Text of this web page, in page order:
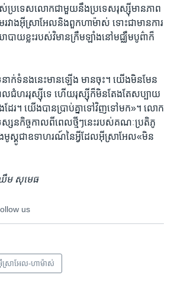
ស់ប្រទេសលោក​ជា​មួយនឹងប្រទេសរុស្ស៊ីមាន​ភាព
រវាង​អ៊ីស្រាអែល​និងពួក​ហាម៉ាស់ ទោះ​ជា​មាន​ការ
បាយខ្លះ​របស់វិមានក្រឹមឡាំងនៅ​មជ្ឈឹម​បូព៌ា​ក៏​
ក់ទំនង​នេះមានឡើង មានចុះ។​ ​យើង​មិនមែន
លជំហរ​រុស្ស៊ី​ទេ ហើយរុស្ស៊ី​ក៏មិនតែងតែសប្បាយ​
រ។ ​យើងបាន​ប្រាប់គ្នា​ទៅ​វិញ​ទៅមក»។ លោក​
សនកិច្ចកាល​ពី​ពេល​ថ្មីៗនេះរបស់​គណៈប្រតិភូ​
ស្គូ​ជា​ឧទាហរណ៍នៃ​អ្វី​ដែល​អ៊ីស្រាអែល«មិន
ម សុមេធ
us
ស្រាអែល-ហាម៉ាស់